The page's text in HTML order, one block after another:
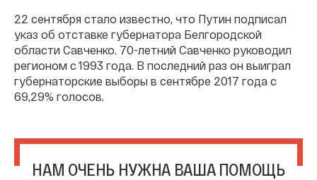
22 сентября стало известно, что Путин подписал
указ об отставке губернатора Белгородской
области Савченко. 70-летний Савченко руководил
регионом с 1993 года. В последний раз он выиграл
губернаторские выборы в сентябре 2017 года с
69,29% голосов.
НАМ ОЧЕНЬ НУЖНА ВАША ПОМОЩЬ